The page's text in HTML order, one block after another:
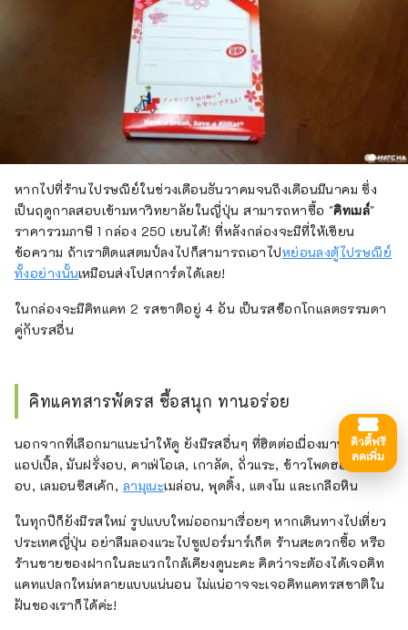
หากไปที่ร้านไปรษณีย์ในช่วงเดือนธันวาคมจนถึงเดือนมีนาคม ซึ่ง
เป็นฤดูกาลสอบเข้ามหาวิทยาลัยในญี่ปุ่น สามารถหาซื้อ "คิทเมล์"
ราคารวมภาษี 1 กล่อง 250 เยนได้! ที่หลังกล่องจะมีที่ให้เขียน
ข้อความ ถ้าเราติดแสตมป์ลงไปก็สามารถเอาไปหย่อนลงตู้ไปรษณีย์
ทั้งอย่างนั้นเหมือนส่งโปสการ์ดได้เลย!
ในกล่องจะมีคิทแคท 2 รสชาติอยู่ 4 อัน เป็นรสช็อกโกแลตธรรมดา
คู่กับรสอื่น
คิทแคทสารพัดรส ซื้อสนุก ทานอร่อย
นอกจากที่เลือกมาแนะนำให้ดู ยังมีรสอื่นๆ ที่ฮิตต่อเนื่องมานานเช่น
แอปเปิ้ล, มันฝรั่งอบ, คาเฟ่โอเล, เกาลัด, ถั่วแระ, ข้าวโพดฮอกไกโด
อบ, เลมอนชีสเค้ก, ลามุเนะเมล่อน, พุดดิ้ง, แตงโม และเกลือหิน
ในทุกปีก็ยังมีรสใหม่ รูปแบบใหม่ออกมาเรื่อยๆ หากเดินทางไปเที่ยว
ประเทศญี่ปุ่น อย่าลืมลองแวะไปซูเปอร์มาร์เก็ต ร้านสะดวกซื้อ หรือ
ร้านขายของฝากในละแวกใกล้เคียงดูนะคะ คิดว่าจะต้องได้เจอคิท
แคทแปลกใหม่หลายแบบแน่นอน ไม่แน่อาจจะเจอคิทแคทรสชาติใน
ฝันของเราก็ได้ค่ะ!
ดิวตี้ฟรี
ลดเพิ่ม